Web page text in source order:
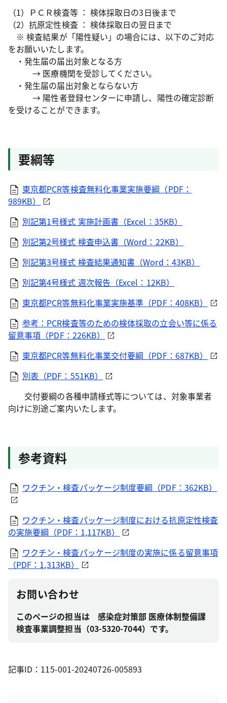
（1）ＰＣＲ検査等 ： 検体採取日の3日後まで
（2）抗原定性検査 ： 検体採取日の翌日まで
※ 検査結果が「陽性疑い」の場合には、以下のご対応
をお願いいたします。
・発生届の届出対象となる方
→ 医療機関を受診してください。
・発生届の届出対象とならない方
→ 陽性者登録センターに申請し、陽性の確定診断
を受けることができます。
要綱等
東京都PCR等検査無料化事業実施要綱（PDF：
989KB）
別記第1号様式 実施計画書（Excel：35KB）
別記第2号様式 検査申込書（Word：22KB）
別記第3号様式 検査結果通知書（Word：43KB）
別記第4号様式 週次報告（Excel：12KB）
東京都PCR等無料化事業実施基準（PDF：408KB）
参考：PCR検査等のための検体採取の立会い等に係る
留意事項（PDF：226KB）
東京都PCR等無料化事業交付要綱（PDF：687KB）
別表（PDF：551KB）
交付要綱の各種申請様式等については、対象事業者
向けに別途ご案内いたします。
参考資料
ワクチン・検査パッケージ制度要綱（PDF：362KB）
ワクチン・検査パッケージ制度における抗原定性検査
の実施要綱（PDF：1,117KB）
ワクチン・検査パッケージ制度の実施に係る留意事項
（PDF：1,313KB）
お問い合わせ
このページの担当は 感染症対策部 医療体制整備課
検査事業調整担当（03-5320-7044）です。
記事ID：115-001-20240726-005893